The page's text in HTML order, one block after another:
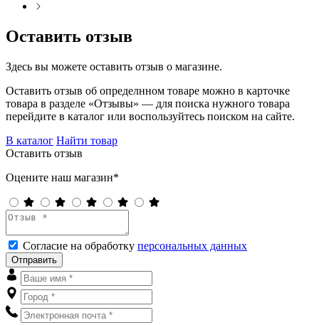
Оставить отзыв
Здесь вы можете оставить отзыв о магазине.
Оставить отзыв об определнном товаре можно в карточке
товара в разделе «Отзывы» — для поиска нужного товара
перейдите в каталог или воспользуйтесь поиском на сайте.
В каталог Найти товар
Оставить отзыв
Оцените наш магазин*
Согласие на обработку персональных данных
Отправить